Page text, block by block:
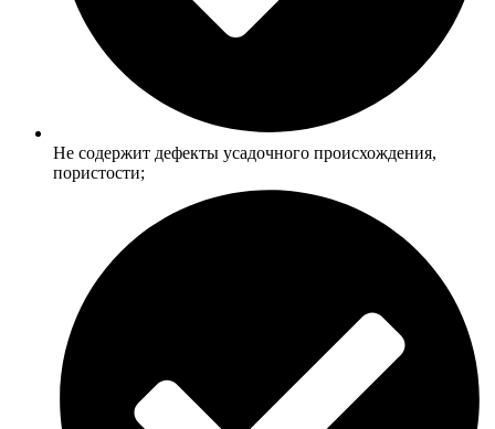
Не содержит дефекты усадочного происхождения,
пористости;